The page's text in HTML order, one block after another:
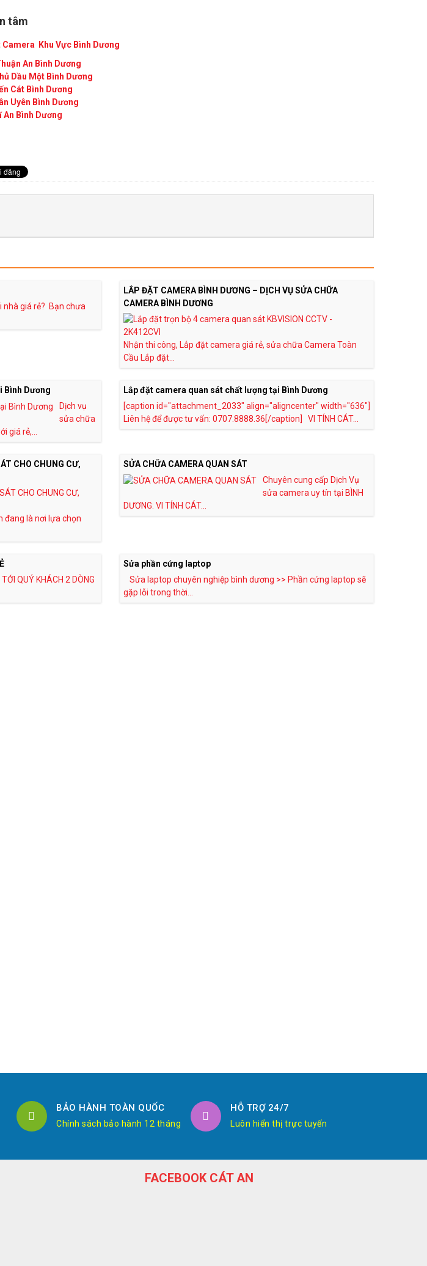
tâm
Khu Vực Bình Dương
An Bình Dương
Dầu Một Bình Dương
Cát Bình Dương
Uyên Bình Dương
An Bình Dương
nhà giá rẻ? Bạn chưa
LẮP ĐẶT CAMERA BÌNH DƯƠNG – DỊCH VỤ SỬA CHỮA
CAMERA BÌNH DƯƠNG
Nhận thi công, Lắp đặt camera giá rẻ, sửa chữa Camera Toàn
Cầu Lắp đặt...
Bình Dương
Dịch vụ
sửa chữa
giá rẻ,...
Lắp đặt camera quan sát chất lượng tại Bình Dương
[caption id="attachment_2033" align="aligncenter" width="636"]
Liên hệ để được tư vấn: 0707.8888.36[/caption] VI TÍNH CÁT...
CHO CHUNG CƯ,
đang là nơi lựa chọn
SỬA CHỮA CAMERA QUAN SÁT
Chuyên cung cấp Dịch Vụ
sửa camera uy tín tại BÌNH
DƯƠNG: VI TÍNH CÁT...
QUÝ KHÁCH 2 DÒNG
Sửa phần cứng laptop
Sửa laptop chuyên nghiệp bình dương >> Phần cứng laptop sẽ
gặp lỗi trong thời...
BẢO HÀNH TOÀN QUỐC
Chính sách bảo hành 12 tháng
HỖ TRỢ 24/7
Luôn hiển thị trực tuyến
FACEBOOK CÁT AN